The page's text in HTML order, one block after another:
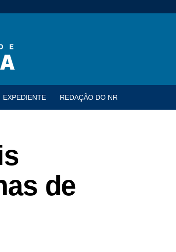
EXPEDIENTE REDAÇÃO DO NR
de